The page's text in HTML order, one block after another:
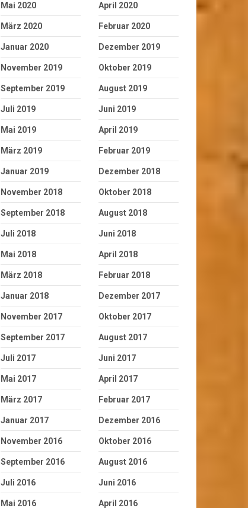
Mai 2020 April 2020
März 2020 Februar 2020
Januar 2020 Dezember 2019
November 2019 Oktober 2019
September 2019 August 2019
Juli 2019 Juni 2019
Mai 2019 April 2019
März 2019 Februar 2019
Januar 2019 Dezember 2018
November 2018 Oktober 2018
September 2018 August 2018
Juli 2018 Juni 2018
Mai 2018 April 2018
März 2018 Februar 2018
Januar 2018 Dezember 2017
November 2017 Oktober 2017
September 2017 August 2017
Juli 2017 Juni 2017
Mai 2017 April 2017
März 2017 Februar 2017
Januar 2017 Dezember 2016
November 2016 Oktober 2016
September 2016 August 2016
Juli 2016 Juni 2016
Mai 2016 April 2016